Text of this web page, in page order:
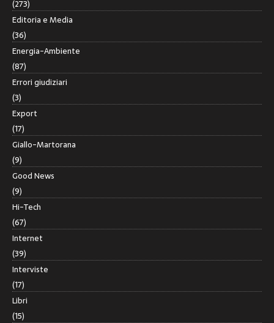
(273)
Editoria e Media
(36)
Energia-Ambiente
(87)
Errori giudiziari
(3)
Export
(17)
Giallo-Martorana
(9)
Good News
(9)
Hi-Tech
(67)
Internet
(39)
Interviste
(17)
Libri
(15)